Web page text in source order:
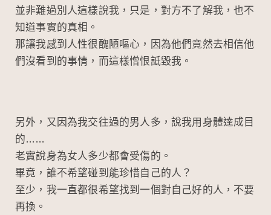
並非難過別人這樣說我，只是，對方不了解我，也不
知道事實的真相。
那讓我感到人性很醜陋嘔心，因為他們竟然去相信他
們沒看到的事情，而這樣憎恨詆毀我。
另外，又因為我交往過的男人多，說我用身體達成目
的……
老實說身為女人多少都會受傷的。
畢竟，誰不希望碰到能珍惜自己的人？
至少，我一直都很希望找到一個對自己好的人，不要
再換。